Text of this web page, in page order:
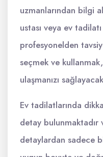
uzmanlarından bilgi
ustası veya ev
profesyonelden
seçmek ve
ulaşmanızı
Ev tadilatlarında
detay bulunmaktadır
detaylardan sadece